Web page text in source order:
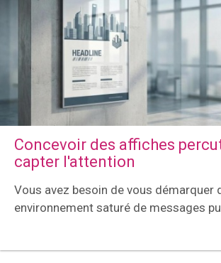
Concevoir des affiches
capter l'attention
Vous avez besoin de vous démarquer
environnement saturé de messages